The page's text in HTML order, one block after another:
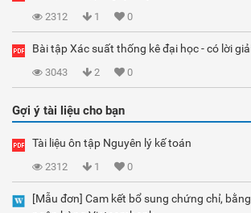
2312 1 0
Bài tập Xác suất thống kê đại học - có lời
3043 2 0
Gợi ý tài liệu cho bạn
Tài liệu ôn tập Nguyên lý kế toán
2312 1 0
[Mẫu đơn] Cam kết bổ sung chứng chỉ,